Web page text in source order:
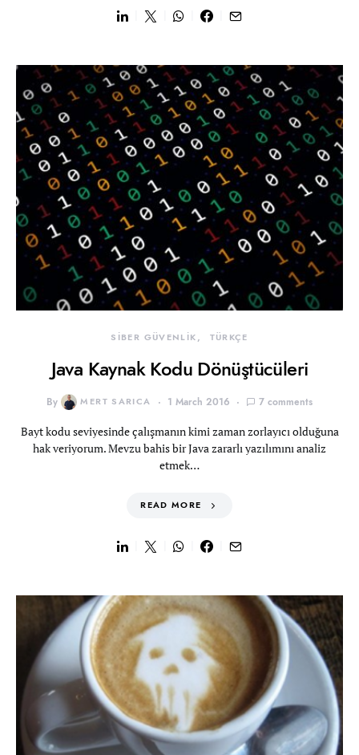
SİBER GÜVENLİK TÜRKÇE
Java Kaynak Kodu Dönüştücüleri
By MERT SARICA 1 March 2016 7 comments
Bayt kodu seviyesinde çalışmanın kimi zaman zorlayıcı olduğuna
hak veriyorum. Mevzu bahis bir Java zararlı yazılımını analiz
etmek…
READ MORE